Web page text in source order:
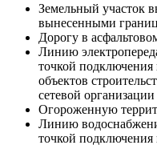
Земельный участок
вынесенными
Дорогу в
Линию
точкой
объектов
сетевой
Огороженную
Линию
точкой подключения